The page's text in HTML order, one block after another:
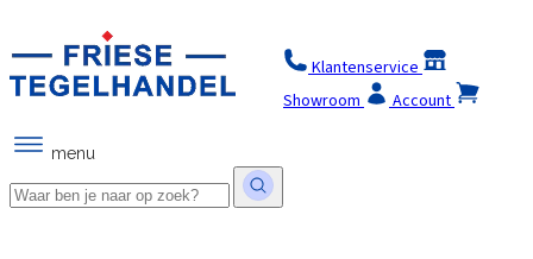
Klantenservice
Showroom
Account
menu